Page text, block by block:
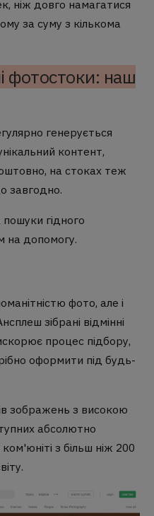
ніж довго намагатися
за суму з кількома
фотостоки: наш
генерується
контент,
на стоках теж
завгодно.
гідного
на допомогу.
фото, але і
зібрані відмінні
процес підбору,
оформити під будь-
зображень з високою
абсолютно
з більш ніж 200